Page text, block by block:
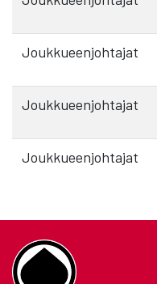
Joukkueenjohtajat
Joukkueenjohtajat
Joukkueenjohtajat